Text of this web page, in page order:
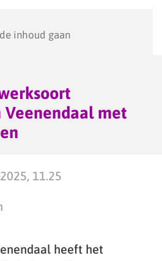
inhoud gaan
met
11.25
heeft het